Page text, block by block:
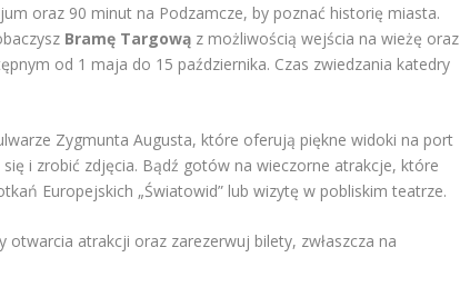
oraz 90 minut na Podzamcze, by poznać historię miasta.
Bramę Targową z możliwością wejścia na wieżę oraz
od 1 maja do 15 października. Czas zwiedzania katedry
Zygmunta Augusta, które oferują piękne widoki na port
i zrobić zdjęcia. Bądź gotów na wieczorne atrakcje, które
Europejskich „Światowid” lub wizytę w pobliskim teatrze.
atrakcji oraz zarezerwuj bilety, zwłaszcza na